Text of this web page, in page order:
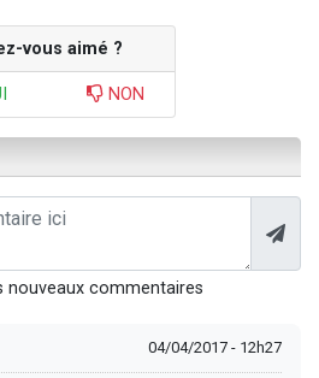
vous aimé ?
NON
nouveaux commentaires
04/04/2017 - 12h27